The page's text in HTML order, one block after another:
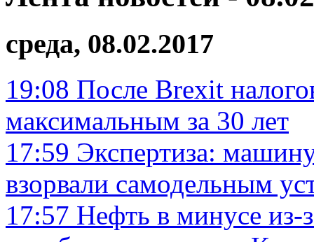
среда, 08.02.2017
19:08 После Brexit
максимальным за 30 лет
17:59 Экспертиза:
взорвали самодельным
17:57 Нефть в минусе из-